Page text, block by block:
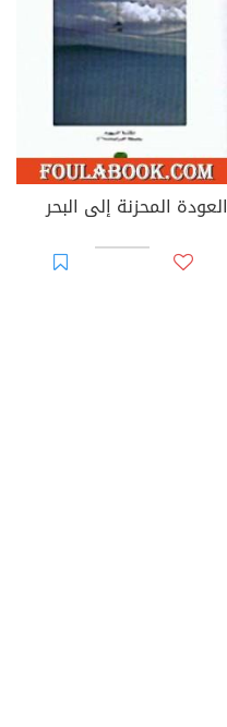
العودة المحزنة إلى البحر